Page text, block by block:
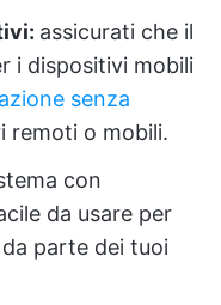
assicurati che il
i dispositivi mobili
senza
remoti o mobili.
con
da usare per
parte dei tuoi